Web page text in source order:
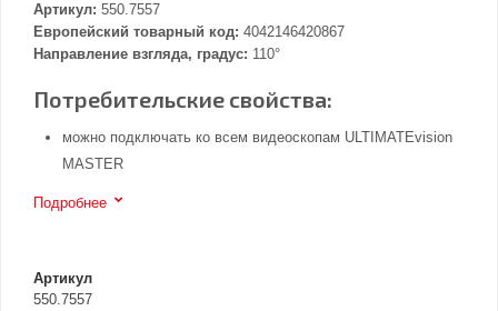
Артикул: 550.7557
Европейский товарный код: 4042146420867
Направление взгляда, градус: 110°
Потребительские свойства:
можно подключать ко всем видеоскопам ULTIMATEvision
MASTER
Подробнее
Артикул
550.7557